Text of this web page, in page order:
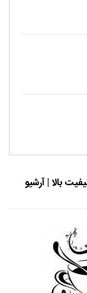
بالا | آرشیو